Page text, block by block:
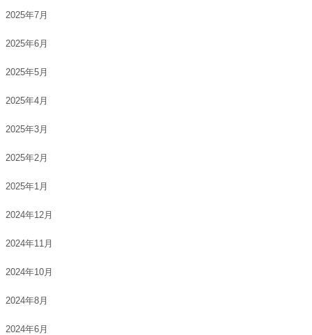
2025年7月
2025年6月
2025年5月
2025年4月
2025年3月
2025年2月
2025年1月
2024年12月
2024年11月
2024年10月
2024年8月
2024年6月